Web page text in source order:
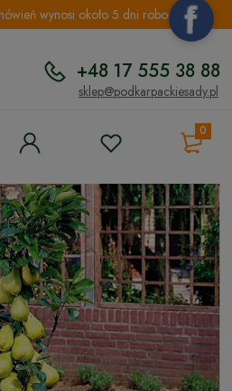
wynosi około 5 dni roboczych.
+48 17 555 38 88
sklep@podkarpackiesady.pl
0